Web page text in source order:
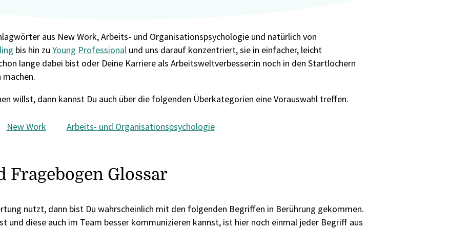
aus New Work, Arbeits- und Organisationspsychologie und natürlich von
bis hin zu Young Professional und uns darauf konzentriert, sie in einfacher, leicht
lange dabei bist oder Deine Karriere als Arbeitsweltverbesser:in noch in den Startlöchern
willst, dann kannst Du auch über die folgenden Überkategorien eine Vorauswahl treffen.
New Work Arbeits- und Organisationspsychologie
Fragebogen Glossar
nutzt, dann bist Du wahrscheinlich mit den folgenden Begriffen in Berührung gekommen.
und diese auch im Team besser kommunizieren kannst, ist hier noch einmal jeder Begriff aus